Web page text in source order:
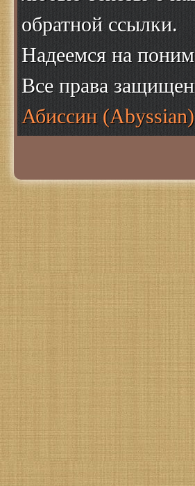
обратной ссылки.
Надеемся на
Все права
Абиссин